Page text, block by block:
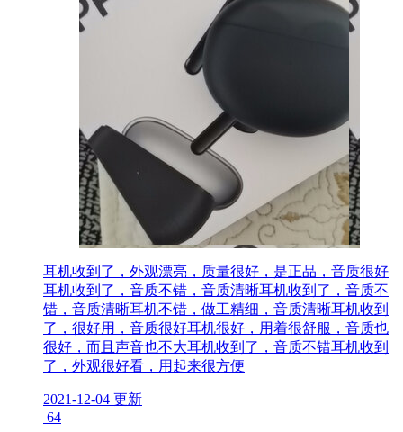
耳机收到了，外观漂亮，质量很好，是正品，音质很好
耳机收到了，音质不错，音质清晰耳机收到了，音质不
错，音质清晰耳机不错，做工精细，音质清晰耳机收到
了，很好用，音质很好耳机很好，用着很舒服，音质也
很好，而且声音也不大耳机收到了，音质不错耳机收到
了，外观很好看，用起来很方便
2021-12-04 更新
64